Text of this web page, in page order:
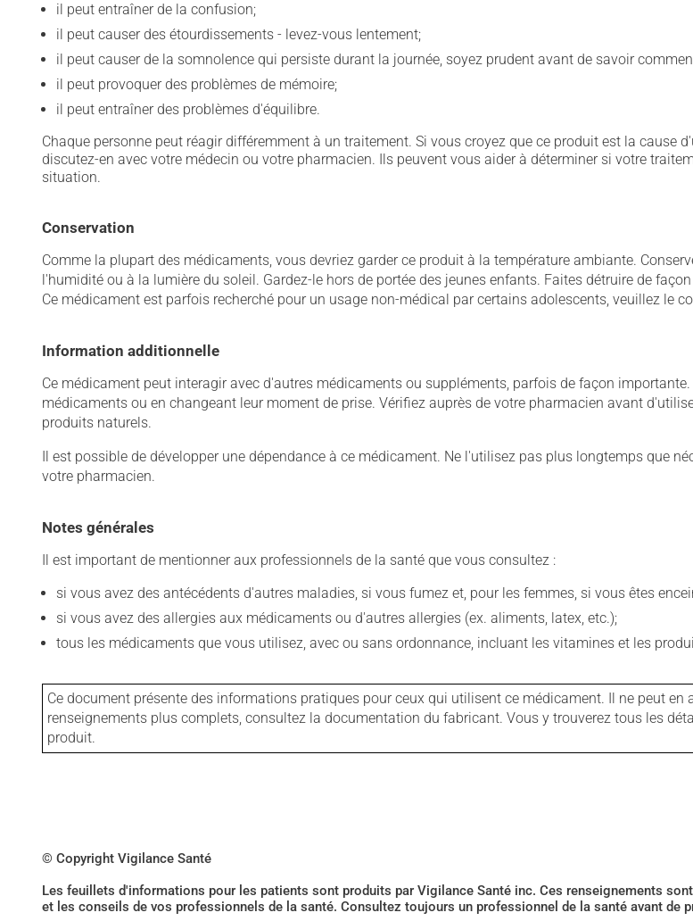
il peut entraîner de la confusion;
il peut causer des étourdissements - levez-vous lentement;
il peut causer de la somnolence qui persiste durant la journée, soyez prudent avant de savoir
il peut provoquer des problèmes de mémoire;
il peut entraîner des problèmes d'équilibre.
Chaque personne peut réagir différemment à un traitement. Si vous croyez que ce produit est la
discutez-en avec votre médecin ou votre pharmacien. Ils peuvent vous aider à déterminer si votre
situation.
Conservation
Comme la plupart des médicaments, vous devriez garder ce produit à la température ambiante.
l'humidité ou à la lumière du soleil. Gardez-le hors de portée des jeunes enfants. Faites détruire de
Ce médicament est parfois recherché pour un usage non-médical par certains adolescents, veuillez le
Information additionnelle
Ce médicament peut interagir avec d'autres médicaments ou suppléments, parfois de façon
médicaments ou en changeant leur moment de prise. Vérifiez auprès de votre pharmacien avant
produits naturels.
Il est possible de développer une dépendance à ce médicament. Ne l'utilisez pas plus longtemps que
votre pharmacien.
Notes générales
Il est important de mentionner aux professionnels de la santé que vous consultez :
si vous avez des antécédents d'autres maladies, si vous fumez et, pour les femmes, si vous êtes
si vous avez des allergies aux médicaments ou d'autres allergies (ex. aliments, latex, etc.);
tous les médicaments que vous utilisez, avec ou sans ordonnance, incluant les vitamines et les
Ce document présente des informations pratiques pour ceux qui utilisent ce médicament. Il ne peut
renseignements plus complets, consultez la documentation du fabricant. Vous y trouverez tous les
produit.
© Copyright Vigilance Santé
Les feuillets d'informations pour les patients sont produits par Vigilance Santé inc. Ces renseignements
et les conseils de vos professionnels de la santé. Consultez toujours un professionnel de la santé avant de